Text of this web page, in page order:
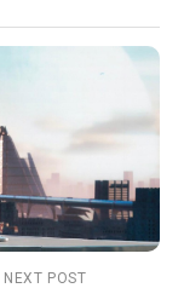
NEXT POST